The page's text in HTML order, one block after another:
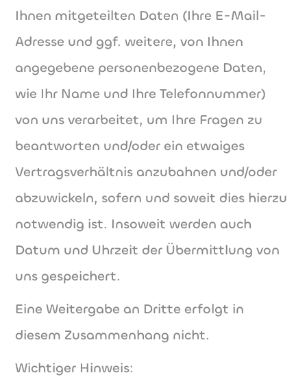
Ihnen mitgeteilten Daten (Ihre E-Mail-
Adresse und ggf. weitere, von Ihnen
angegebene personenbezogene Daten,
wie Ihr Name und Ihre Telefonnummer)
von uns verarbeitet, um Ihre Fragen zu
beantworten und/oder ein etwaiges
Vertragsverhältnis anzubahnen und/oder
abzuwickeln, sofern und soweit dies hierzu
notwendig ist. Insoweit werden auch
Datum und Uhrzeit der Übermittlung von
uns gespeichert.
Eine Weitergabe an Dritte erfolgt in
diesem Zusammenhang nicht.
Wichtiger Hinweis: